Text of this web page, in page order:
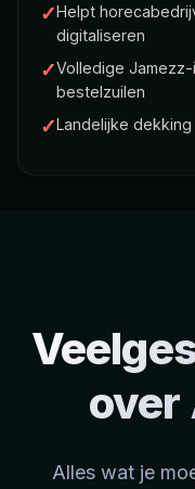
✓Helpt
digitaliseren
✓Volledige
bestelzuilen
✓Landelijke
over
Alles wat je